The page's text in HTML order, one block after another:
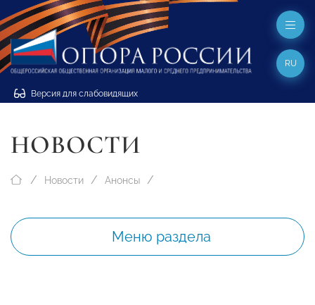
Версия для слабовидящих
RU
НОВОСТИ
Новости Анонсы
Меню раздела